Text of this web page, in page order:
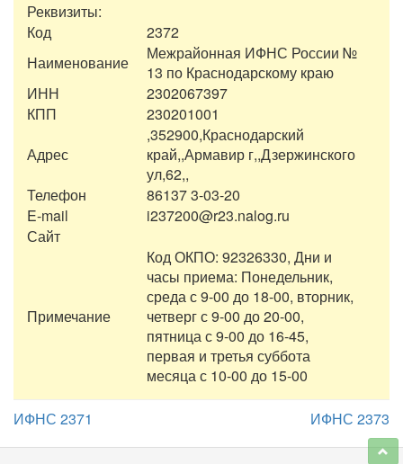
Реквизиты:
Код
2372
Наименование
Межрайонная ИФНС России №
13 по Краснодарскому краю
ИНН
2302067397
КПП
230201001
Адрес
,352900,Краснодарский
край,,Армавир г,,Дзержинского
ул,62,,
Телефон
86137 3-03-20
E-mail
i237200@r23.nalog.ru
Сайт
Примечание
Код ОКПО: 92326330, Дни и
часы приема: Понедельник,
среда с 9-00 до 18-00, вторник,
четверг с 9-00 до 20-00,
пятница с 9-00 до 16-45,
первая и третья суббота
месяца с 10-00 до 15-00
ИФНС 2371 ИФНС 2373